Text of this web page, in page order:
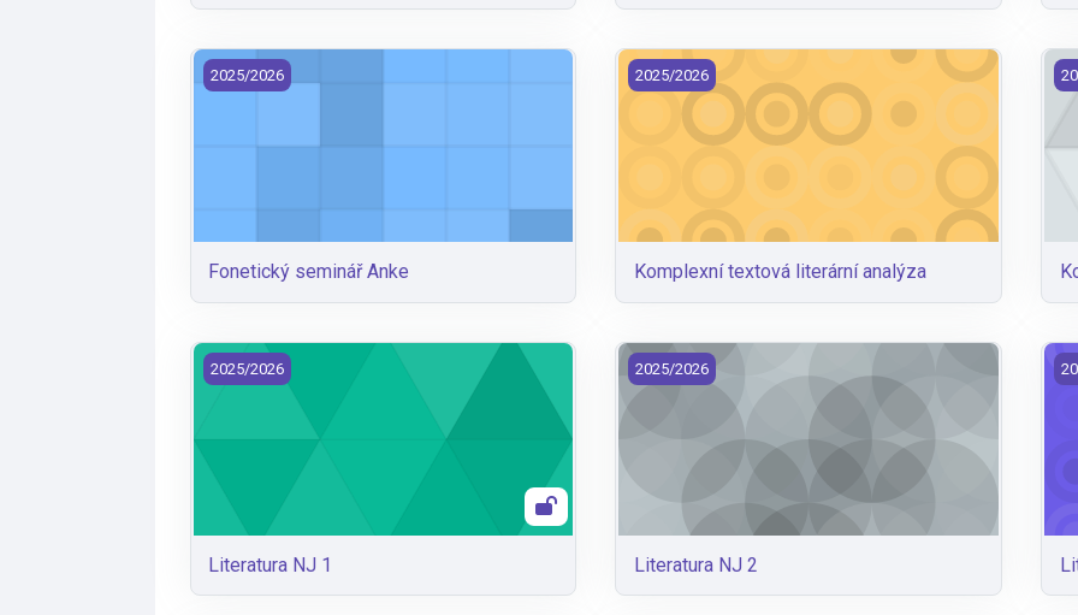
Fonetický seminář Anke
2025/2026
Fonetický seminář Anke
Komplexní textová literární analýza
2025/2026
Komplexní textová literární analýza
Literatura NJ 1
2025/2026
Literatura NJ 1
Literatura NJ 2
2025/2026
Literatura NJ 2